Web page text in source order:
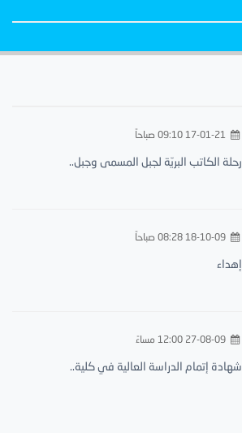
17-01-21 09:10 صباحاً
رحلة الكاتب البريّة لجبل المسمى وجبل..
18-10-09 08:28 صباحاً
إهداء
27-08-09 12:00 مساءً
شهادة إتمام الدراسة العالية في كلية..